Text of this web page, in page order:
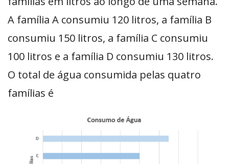
A família A consumiu 120 litros, a família B
consumiu 150 litros, a família C consumiu
100 litros e a família D consumiu 130 litros.
O total de água consumida pelas quatro
famílias é